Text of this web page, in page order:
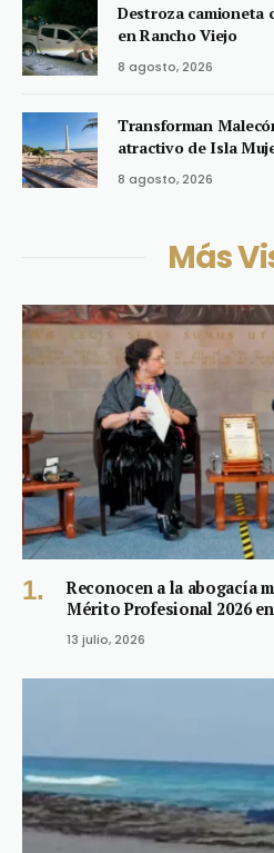
Destroza camioneta
en Rancho Viejo
8 agosto, 2026
Transforman
atractivo de Isla
8 agosto, 2026
Más
Reconocen a la abogacía
Mérito Profesional 2026
13 julio, 2026